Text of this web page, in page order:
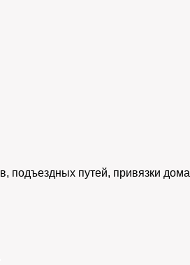
подъездных путей, привязки дома